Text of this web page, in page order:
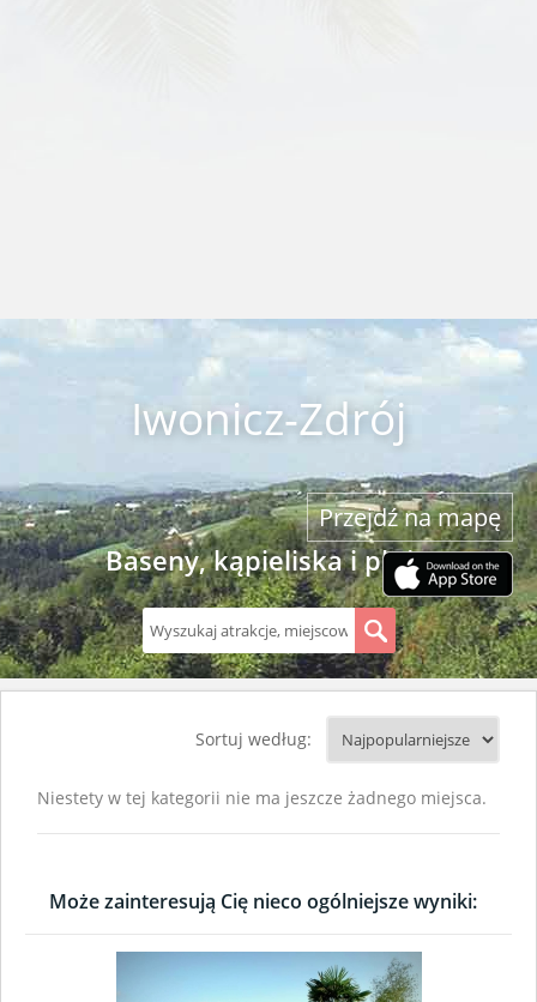
Iwonicz-Zdrój
Baseny, kąpieliska i plaże
Przejdź na mapę
Sortuj według:
Niestety w tej kategorii nie ma jeszcze żadnego miejsca.
Może zainteresują Cię nieco ogólniejsze wyniki: